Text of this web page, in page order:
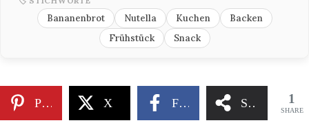
Bananenbrot Nutella Kuchen
Backen
Frühstück
Snack
Pinterest X Facebook Share 1
SHARE